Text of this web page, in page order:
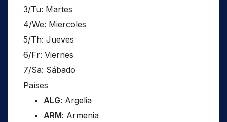
3/Tu: Martes
4/We: Miercoles
5/Th: Jueves
6/Fr: Viernes
7/Sa: Sábado
Países
ALG: Argelia
ARM: Armenia